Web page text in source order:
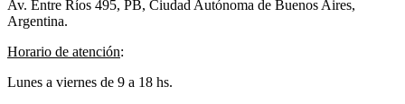
Av. Entre Ríos 495, PB, Ciudad Autónoma de Buenos Aires,
Argentina.
Horario de atención:
Lunes a viernes de 9 a 18 hs.